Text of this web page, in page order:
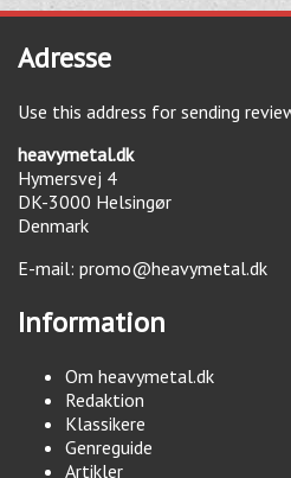
Adresse
Use this address for sending
heavymetal.dk
Hymersvej 4
DK-3000 Helsingør
Denmark
E-mail: promo@heavymetal.dk
Information
Om heavymetal.dk
Redaktion
Klassikere
Genreguide
Artikler